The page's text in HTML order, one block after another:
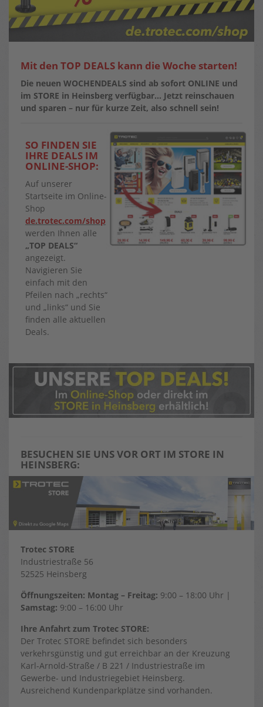
Mit den TOP DEALS kann die Woche starten!
Die neuen WOCHENDEALS sind ab sofort ONLINE und
im STORE in Heinsberg verfügbar… Jetzt reinschauen
und sparen – nur für kurze Zeit, also schnell sein!
SO FINDEN SIE
IHRE DEALS IM
ONLINE-SHOP:
Auf unserer
Startseite im Online-
Shop
de.trotec.com/shop
werden Ihnen alle
„TOP DEALS“
angezeigt.
Navigieren Sie
einfach mit den
Pfeilen nach „rechts“
und „links“ und Sie
finden alle aktuellen
Deals.
BESUCHEN SIE UNS VOR ORT IM STORE IN
HEINSBERG:
Trotec STORE
Industriestraße 56
52525 Heinsberg
Öffnungszeiten: Montag – Freitag: 9:00 – 18:00 Uhr |
Samstag: 9:00 – 16:00 Uhr
Ihre Anfahrt zum Trotec STORE:
Der Trotec STORE befindet sich besonders
verkehrsgünstig und gut erreichbar an der Kreuzung
Karl-Arnold-Straße / B 221 / Industriestraße im
Gewerbe- und Industriegebiet Heinsberg.
Ausreichend Kundenparkplätze sind vorhanden.